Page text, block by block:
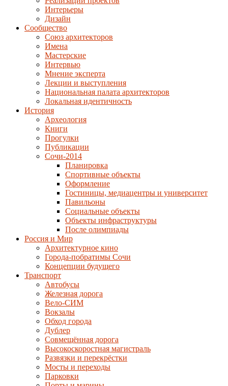
Интерьеры
Дизайн
Сообщество
Союз архитекторов
Имена
Мастерские
Интервью
Мнение эксперта
Лекции и выступления
Национальная палата архитекторов
Локальная идентичность
История
Археология
Книги
Прогулки
Публикации
Сочи-2014
Планировка
Спортивные объекты
Оформление
Гостиницы, медиацентры и университет
Павильоны
Социальные объекты
Объекты инфраструктуры
После олимпиады
Россия и Мир
Архитектурное кино
Города-побратимы Сочи
Концепции будущего
Транспорт
Автобусы
Железная дорога
Вело-СИМ
Вокзалы
Обход города
Дублер
Совмещённая дорога
Высокоскоростная магистраль
Развязки и перекрёстки
Мосты и переходы
Парковки